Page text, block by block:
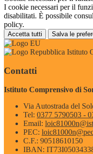
I cookie necessari per il
disabilitati. È possibile
policy.
Accetta tutti Salva le
Istituto
Contatti
Istituto Comprensivo di
Via Autostrada del
Tel: 0377 5790503 -
Email:
PEC:
C.F.: 90518610150
IBAN: